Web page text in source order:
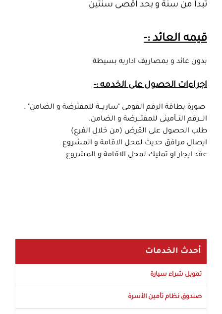
تبدأ من سنة و بحد اقصى سنتين
قيمه العائد :-
بدون عائد و بمصاريف اداريه بسيطة
اجراءات الحصول على الخدمه :-
صورة بطاقة الرقم القومى "ساريـــة للمقترضة و الضامن" .
الـــرقم التــأمينى للمقتـــرضة و الضامن.
طلب الحصول على القرض (من خلال الفرع)
ايصال مرافق حديث لمحل الاقامة و المشروع
عقد ايجار او تمليك لمحل الاقامة و المشروع
أحدث الخدمات
تمويل شراء سيارة
صندوق نظام تأمين الأسرة